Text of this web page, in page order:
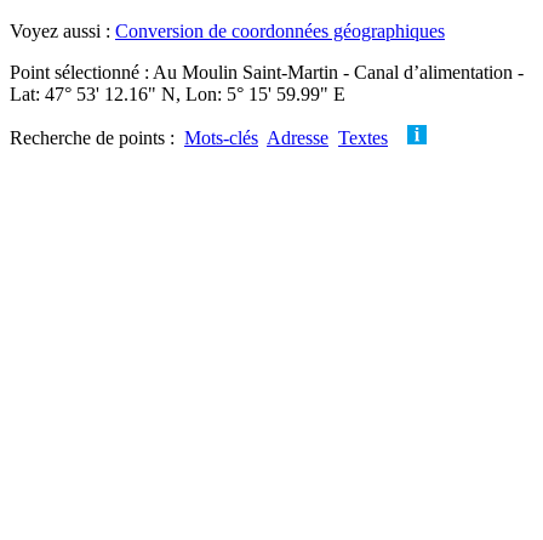
Voyez aussi : Conversion de coordonnées géographiques
Point sélectionné : Au Moulin Saint-Martin - Canal d’alimentation -
Lat: 47° 53' 12.16" N, Lon: 5° 15' 59.99" E
Recherche de points : Mots-clés Adresse Textes